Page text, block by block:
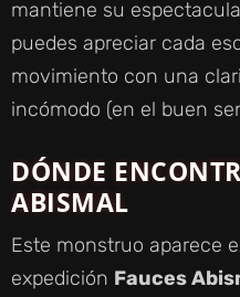
mantiene su
puedes apreciar cada
movimiento con una
incómodo (en el buen
DÓNDE
ABISMAL
Este monstruo aparece
expedición Fauces